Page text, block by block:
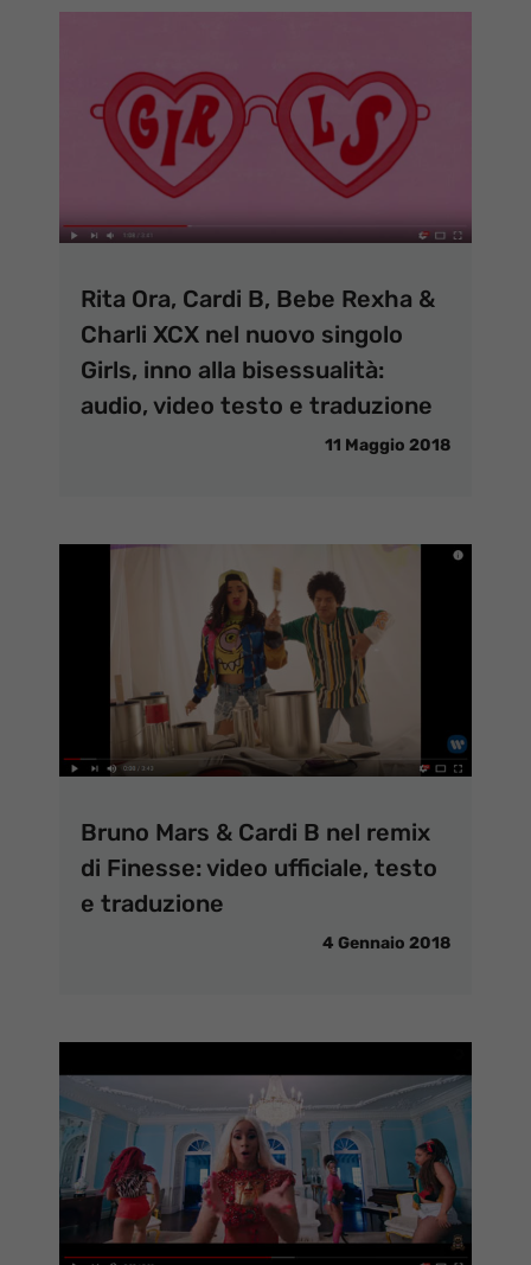
Rita Ora, Cardi B, Bebe Rexha &
Charli XCX nel nuovo singolo
Girls, inno alla bisessualità:
audio, video testo e traduzione
11 Maggio 2018
Bruno Mars & Cardi B nel remix
di Finesse: video ufficiale, testo
e traduzione
4 Gennaio 2018